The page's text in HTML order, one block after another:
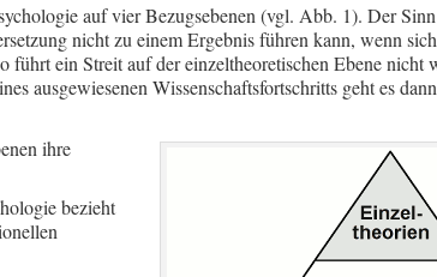
auf vier Bezugsebenen (vgl. Abb. 1). Der
nicht zu einem Ergebnis führen kann, wenn
ein Streit auf der einzeltheoretischen Ebene nicht
ausgewiesenen Wissenschaftsfortschritts geht es
ihre
bezieht